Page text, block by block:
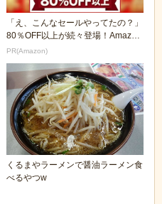
「え、こんなセールやってたの？」
80％OFF以上が続々登場！Amazon
の本気が...
PR(Amazon)
くるまやラーメンで醤油ラーメン食
べるやつw